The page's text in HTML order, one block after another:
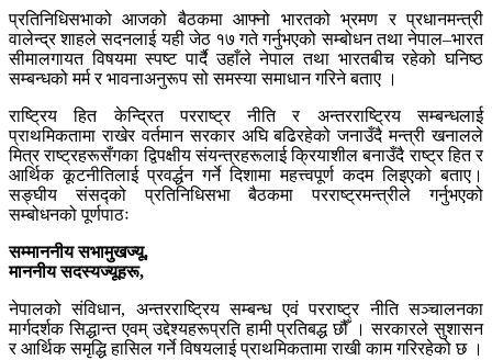
प्रतिनिधिसभाको आजको बैठकमा आफ्नो भारतको भ्रमण र प्रधानमन्त्री
वालेन्द्र शाहले सदनलाई यही जेठ १७ गते गर्नुभएको सम्बोधन तथा नेपाल–भारत
सीमालगायत विषयमा स्पष्ट पार्दै उहाँले नेपाल तथा भारतबीच रहेको घनिष्ठ
सम्बन्धको मर्म र भावनाअनुरूप सो समस्या समाधान गरिने बताए ।
राष्ट्रिय हित केन्द्रित परराष्ट्र नीति र अन्तरराष्ट्रिय सम्बन्धलाई
प्राथमिकतामा राखेर वर्तमान सरकार अघि बढिरहेको जनाउँदै मन्त्री खनालले
मित्र राष्ट्रहरूसँगका द्विपक्षीय संयन्त्रहरूलाई क्रियाशील बनाउँदै राष्ट्र हित र
आर्थिक कूटनीतिलाई प्रवर्द्धन गर्ने दिशामा महत्त्वपूर्ण कदम लिइएको बताए।
सङ्घीय संसद्को प्रतिनिधिसभा बैठकमा परराष्ट्रमन्त्रीले गर्नुभएको
सम्बोधनको पूर्णपाठः
सम्माननीय सभामुखज्यू,
माननीय सदस्यज्यूहरू,
नेपालको संविधान, अन्तरराष्ट्रिय सम्बन्ध एवं परराष्ट्र नीति सञ्चालनका
मार्गदर्शक सिद्धान्त एवम् उद्देश्यहरूप्रति हामी प्रतिबद्ध छौँ । सरकारले सुशासन
र आर्थिक समृद्धि हासिल गर्ने विषयलाई प्राथमिकतामा राखी काम गरिरहेको छ ।